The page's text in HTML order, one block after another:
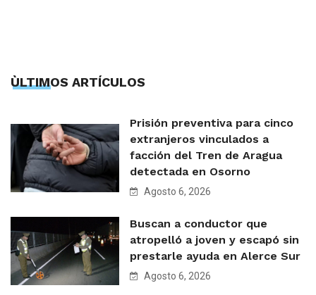
ÙLTIMOS ARTÍCULOS
Prisión preventiva para cinco
extranjeros vinculados a
facción del Tren de Aragua
detectada en Osorno
Agosto 6, 2026
Buscan a conductor que
atropelló a joven y escapó sin
prestarle ayuda en Alerce Sur
Agosto 6, 2026